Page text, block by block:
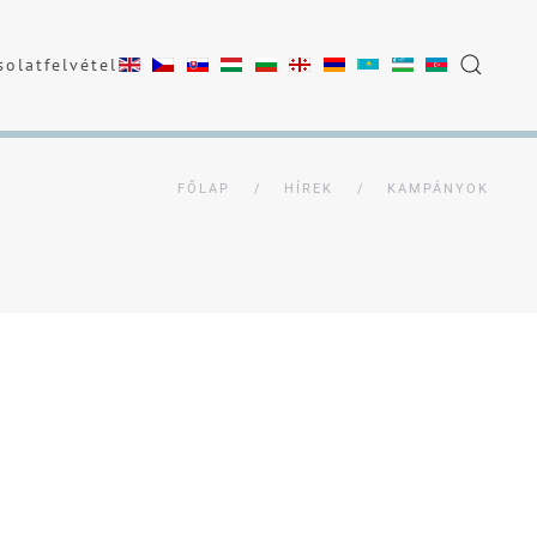
FŐLAP HÍREK KAMPÁNYOK